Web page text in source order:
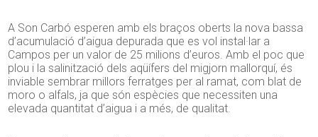
A Son Carbó esperen amb els braços oberts la nova bassa
d’acumulació d’aigua depurada que es vol instal·lar a
Campos per un valor de 25 milions d’euros. Amb el poc que
plou i la salinització dels aqüífers del migjorn mallorquí, és
inviable sembrar millors ferratges per al ramat, com blat de
moro o alfals, ja que són espècies que necessiten una
elevada quantitat d’aigua i a més, de qualitat.